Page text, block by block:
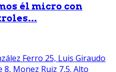
él micro con